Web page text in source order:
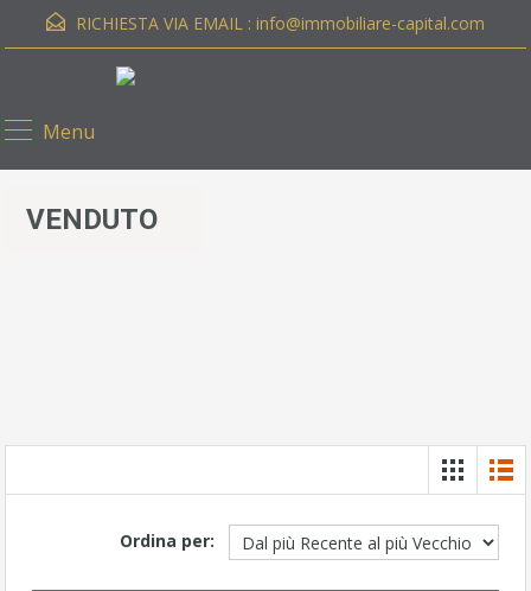
RICHIESTA VIA EMAIL : info@immobiliare-capital.com
Menu
VENDUTO
Ordina per: